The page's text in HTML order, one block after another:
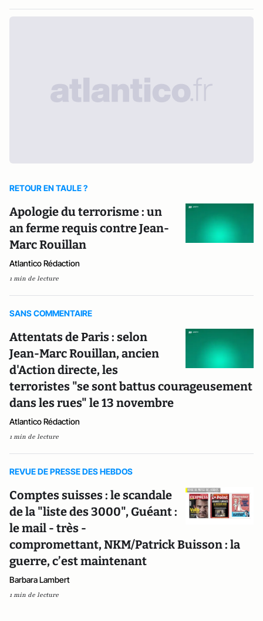
RETOUR EN TAULE ?
Apologie du terrorisme : un
an ferme requis contre Jean-
Marc Rouillan
Atlantico Rédaction
1 min de lecture
SANS COMMENTAIRE
Attentats de Paris : selon
Jean-Marc Rouillan, ancien
d'Action directe, les
terroristes "se sont battus courageusement
dans les rues" le 13 novembre
Atlantico Rédaction
1 min de lecture
REVUE DE PRESSE DES HEBDOS
Comptes suisses : le scandale
de la "liste des 3000", Guéant :
le mail - très -
compromettant, NKM/Patrick Buisson : la
guerre, c’est maintenant
Barbara Lambert
1 min de lecture